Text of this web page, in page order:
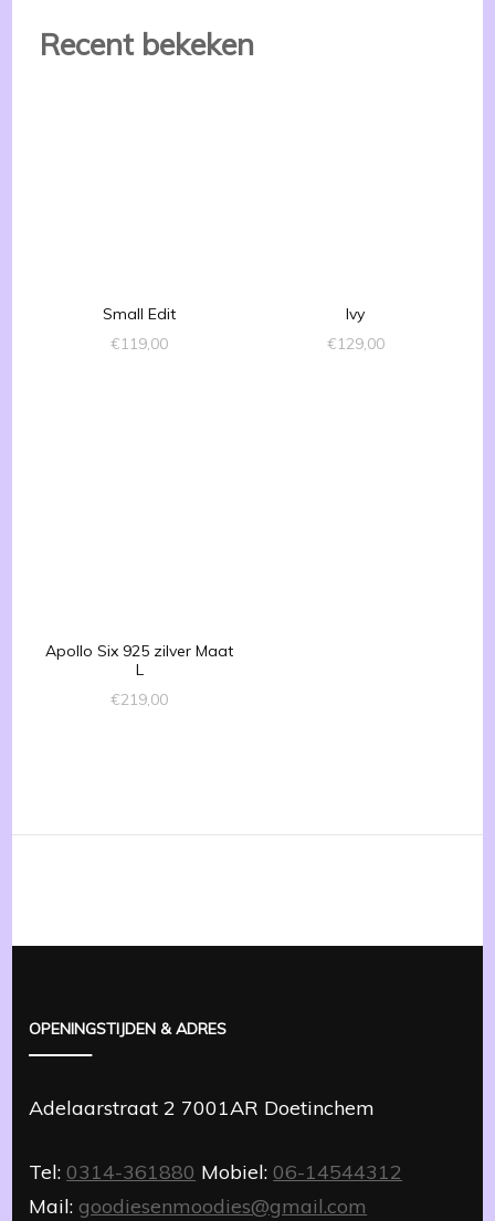
Recent bekeken
Small Edit
€119,00
Ivy
€129,00
Apollo Six 925 zilver Maat
L
€219,00
OPENINGSTIJDEN & ADRES
Adelaarstraat 2 7001AR Doetinchem
Tel:0314-361880 Mobiel:06-14544312
Mail:goodiesenmoodies@gmail.com